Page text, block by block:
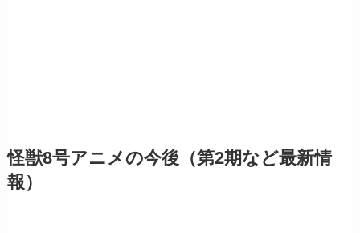
怪獣8号アニメの今後（第2期など最新情
報）